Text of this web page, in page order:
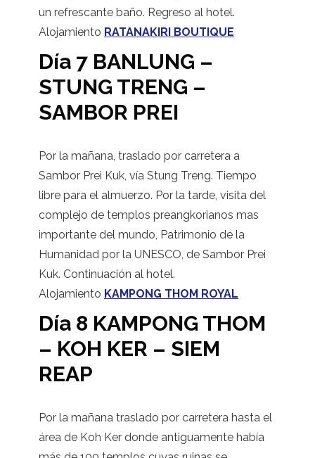
un refrescante baño. Regreso al hotel.
Alojamiento RATANAKIRI BOUTIQUE
Día 7 BANLUNG –
STUNG TRENG –
SAMBOR PREI
Por la mañana, traslado por carretera a
Sambor Prei Kuk, vía Stung Treng. Tiempo
libre para el almuerzo. Por la tarde, visita del
complejo de templos preangkorianos mas
importante del mundo, Patrimonio de la
Humanidad por la UNESCO, de Sambor Prei
Kuk. Continuación al hotel.
Alojamiento KAMPONG THOM ROYAL
Día 8 KAMPONG THOM
– KOH KER – SIEM
REAP
Por la mañana traslado por carretera hasta el
área de Koh Ker donde antiguamente había